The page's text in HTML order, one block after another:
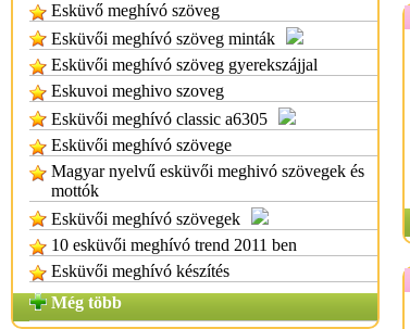
Esküvő meghívó szöveg
Esküvői meghívó szöveg minták
Esküvői meghívó szöveg gyerekszájjal
Eskuvoi meghivo szoveg
Esküvői meghívó classic a6305
Esküvői meghívó szövege
Magyar nyelvű esküvői meghivó szövegek és
mottók
Esküvői meghívó szövegek
10 esküvői meghívó trend 2011 ben
Esküvői meghívó készítés
Még több